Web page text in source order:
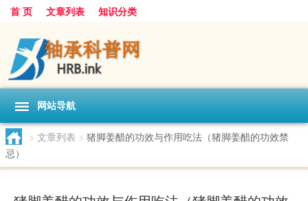
首 页 文章列表 知识分类
网站导航
> 文章列表 > 猪脚姜醋的功效与作用吃法（猪脚姜醋的功效禁
忌）